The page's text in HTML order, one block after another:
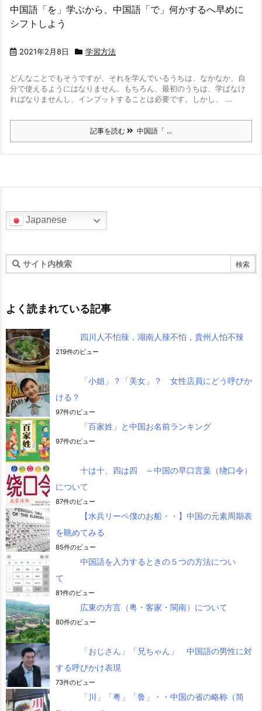
中国語「を」学ぶから、中国語「で」何かするへ早めに
シフトしよう
2021年2月8日 学習方法
どんなことでもそうですが、それを学んでいるうちは、なかなか、自
分で使えるようにはなりません。
もちろん、最初のうちは、学ばなけ
ればなりませんし、インプットすることは必要です。しかし、 ...
記事を読む 中国語「 ...
Japanese
よく読まれている記事
四川人不怕辣，湖南人辣不怕，貴州人怕不辣
219件のビュー
「小姐」？「美女」？ 女性店員にどう呼びか
ける？
97件のビュー
「百家姓」と中国お名前ランキング
97件のビュー
十は十、四は四 ～中国の早口言葉（绕口令）
について
87件のビュー
【水兵リーベ僕のお船・・】中国の元素周期表
を眺めてみる
85件のビュー
中国語を入力するときの５つの方法につい
て
81件のビュー
広東の方言（粤・客家・閩南）について
80件のビュー
「おじさん」「兄ちゃん」 中国語の男性に対
する呼びかけ表現
73件のビュー
「川」「粤」「鲁」・・中国の省の略称（简